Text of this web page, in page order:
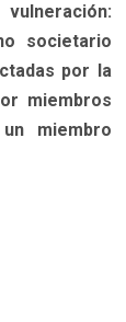
societario
por la
miembros
miembro